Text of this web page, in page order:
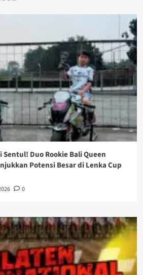
Duo Rookie Bali Queen
Potensi Besar di Lenka Cup
0